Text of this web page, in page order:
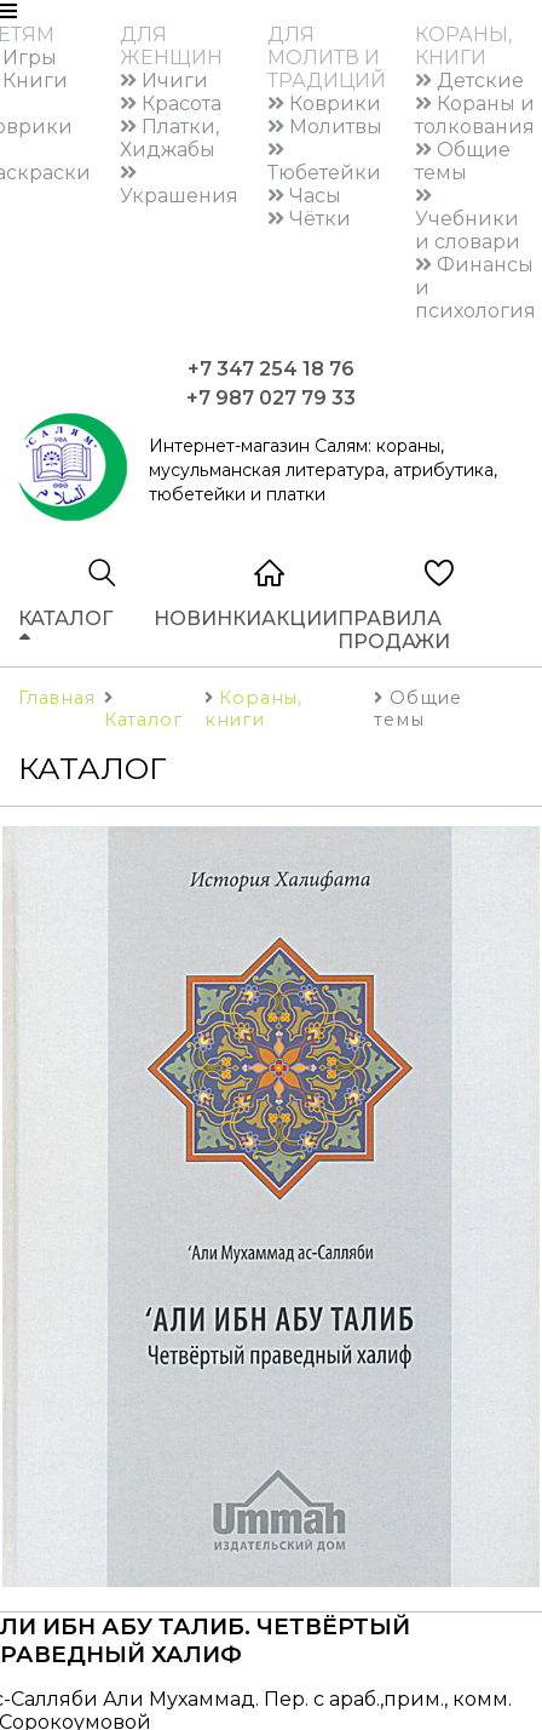
ДЛЯ
ЖЕНЩИН
Ичиги
Красота
Платки,
Хиджабы
Украшения
ДЛЯ
МОЛИТВ И
ТРАДИЦИЙ
Коврики
Молитвы
Тюбетейки
Часы
Чётки
КОРАНЫ,
КНИГИ
Детские
Кораны и
толкования
Общие
темы
Учебники
и словари
Финансы
и
психология
+7 347 254 18 76
+7 987 027 79 33
Интернет-магазин Салям: кораны,
мусульманская литература, атрибутика,
тюбетейки и платки
КАТАЛОГ НОВИНКИАКЦИИПРАВИЛА
ПРОДАЖИ
Главная
Каталог
Кораны,
книги
Общие
темы
КАТАЛОГ
ИБН АБУ ТАЛИБ. ЧЕТВЁРТЫЙ
ХАЛИФ
Салляби Али Мухаммад. Пер. с араб.,прим., комм.